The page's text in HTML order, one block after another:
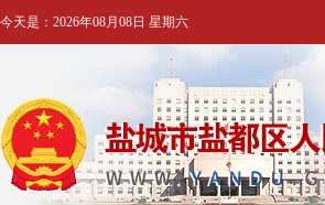
今天是： 2026年08月08日 星期六